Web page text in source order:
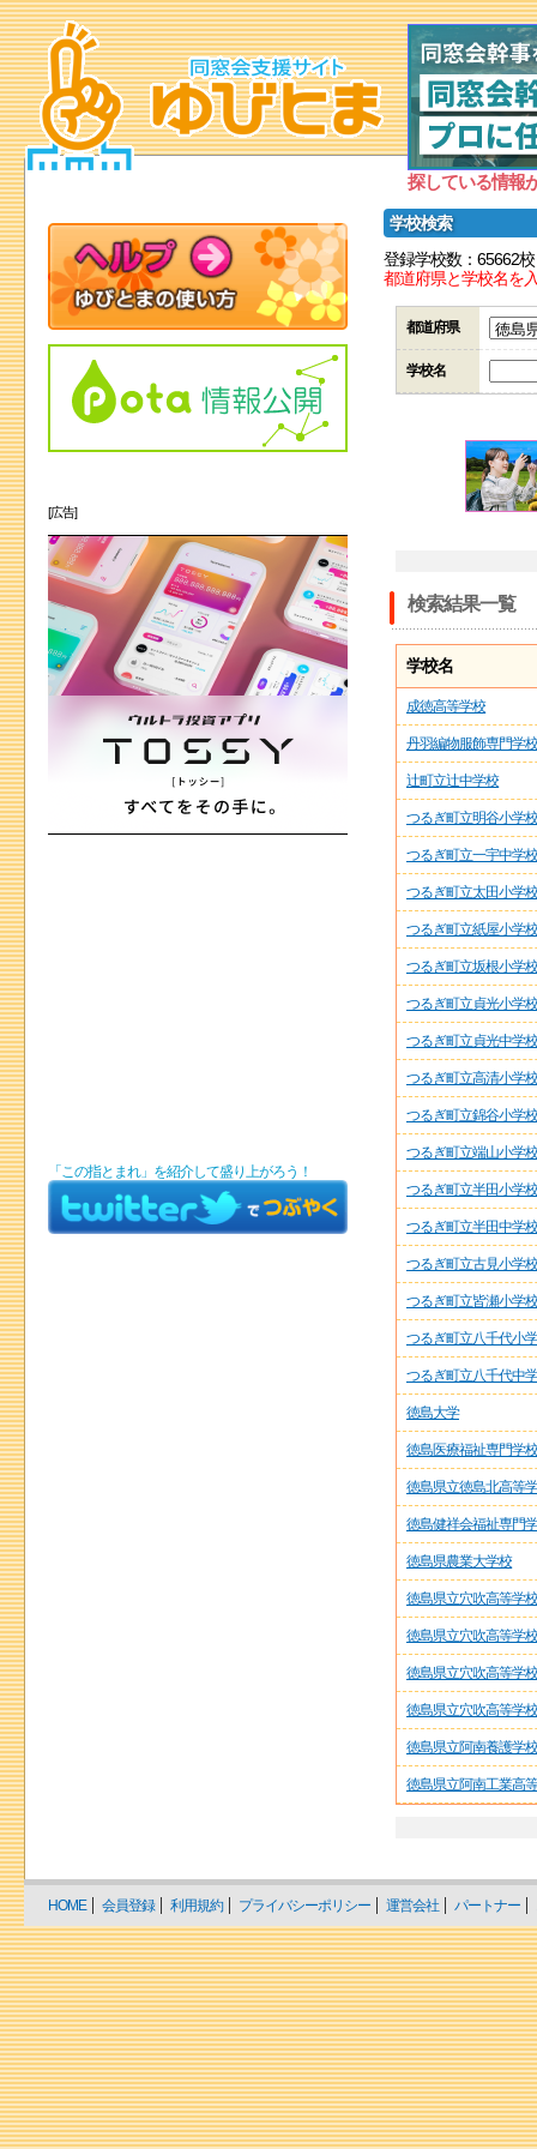
探している情報
学校検索
登録学校数：65662校
都道府県と学校名を
都道府県
学校名
検索結果一覧
学校名
成徳高等学校
丹羽編物服飾専門学校
辻町立辻中学校
つるぎ町立明谷小学校
つるぎ町立一宇中学校
つるぎ町立太田小学校
つるぎ町立紙屋小学校
つるぎ町立坂根小学校
つるぎ町立貞光小学校
つるぎ町立貞光中学校
つるぎ町立高清小学校
つるぎ町立錦谷小学校
つるぎ町立端山小学校
つるぎ町立半田小学校
つるぎ町立半田中学校
つるぎ町立古見小学校
つるぎ町立皆瀬小学校
つるぎ町立八千代小
つるぎ町立八千代中
徳島大学
徳島医療福祉専門学校
徳島県立徳島北高等
徳島健祥会福祉専門
徳島県農業大学校
徳島県立穴吹高等学校
徳島県立穴吹高等学
徳島県立穴吹高等学
徳島県立穴吹高等学
徳島県立阿南養護学校
徳島県立阿南工業高
[広告]
「この指とまれ」を紹介して盛り上がろう！
HOME 会員登録 利用規約 プライバシーポリシー 運営会社 パートナー